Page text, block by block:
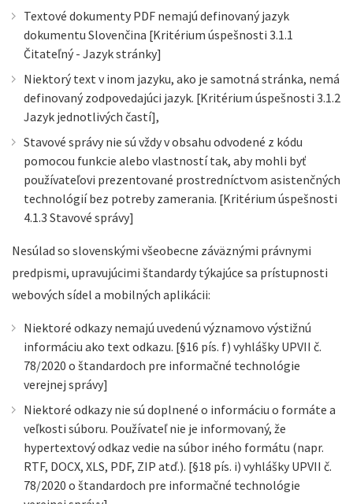
Textové dokumenty PDF nemajú definovaný jazyk
dokumentu Slovenčina [Kritérium úspešnosti 3.1.1
Čitateľný - Jazyk stránky]
Niektorý text v inom jazyku, ako je samotná stránka, nemá
definovaný zodpovedajúci jazyk. [Kritérium úspešnosti 3.1.2
Jazyk jednotlivých častí],
Stavové správy nie sú vždy v obsahu odvodené z kódu
pomocou funkcie alebo vlastností tak, aby mohli byť
používateľovi prezentované prostredníctvom asistenčných
technológií bez potreby zamerania. [Kritérium úspešnosti
4.1.3 Stavové správy]
Nesúlad so slovenskými všeobecne záväznými právnymi
predpismi, upravujúcimi štandardy týkajúce sa prístupnosti
webových sídel a mobilných aplikácii:
Niektoré odkazy nemajú uvedenú významovo výstižnú
informáciu ako text odkazu. [§16 pís. f) vyhlášky UPVII č.
78/2020 o štandardoch pre informačné technológie
verejnej správy]
Niektoré odkazy nie sú doplnené o informáciu o formáte a
veľkosti súboru. Používateľ nie je informovaný, že
hypertextový odkaz vedie na súbor iného formátu (napr.
RTF, DOCX, XLS, PDF, ZIP atď.). [§18 pís. i) vyhlášky UPVII č.
78/2020 o štandardoch pre informačné technológie